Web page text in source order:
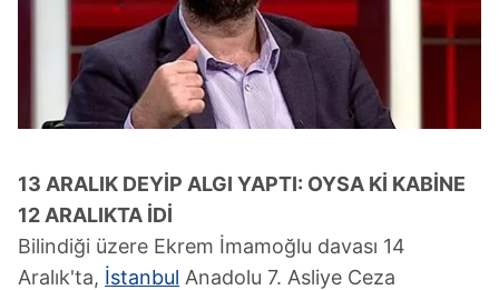
13 ARALIK DEYİP ALGI YAPTI: OYSA Kİ KABİNE
12 ARALIKTA İDİ
Bilindiği üzere Ekrem İmamoğlu davası 14
Aralık'ta, İstanbul Anadolu 7. Asliye Ceza